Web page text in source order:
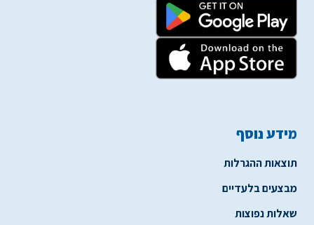
מידע נוסף
תוצאות ההגרלות
מבצעים בלעדיים
שאלות נפוצות